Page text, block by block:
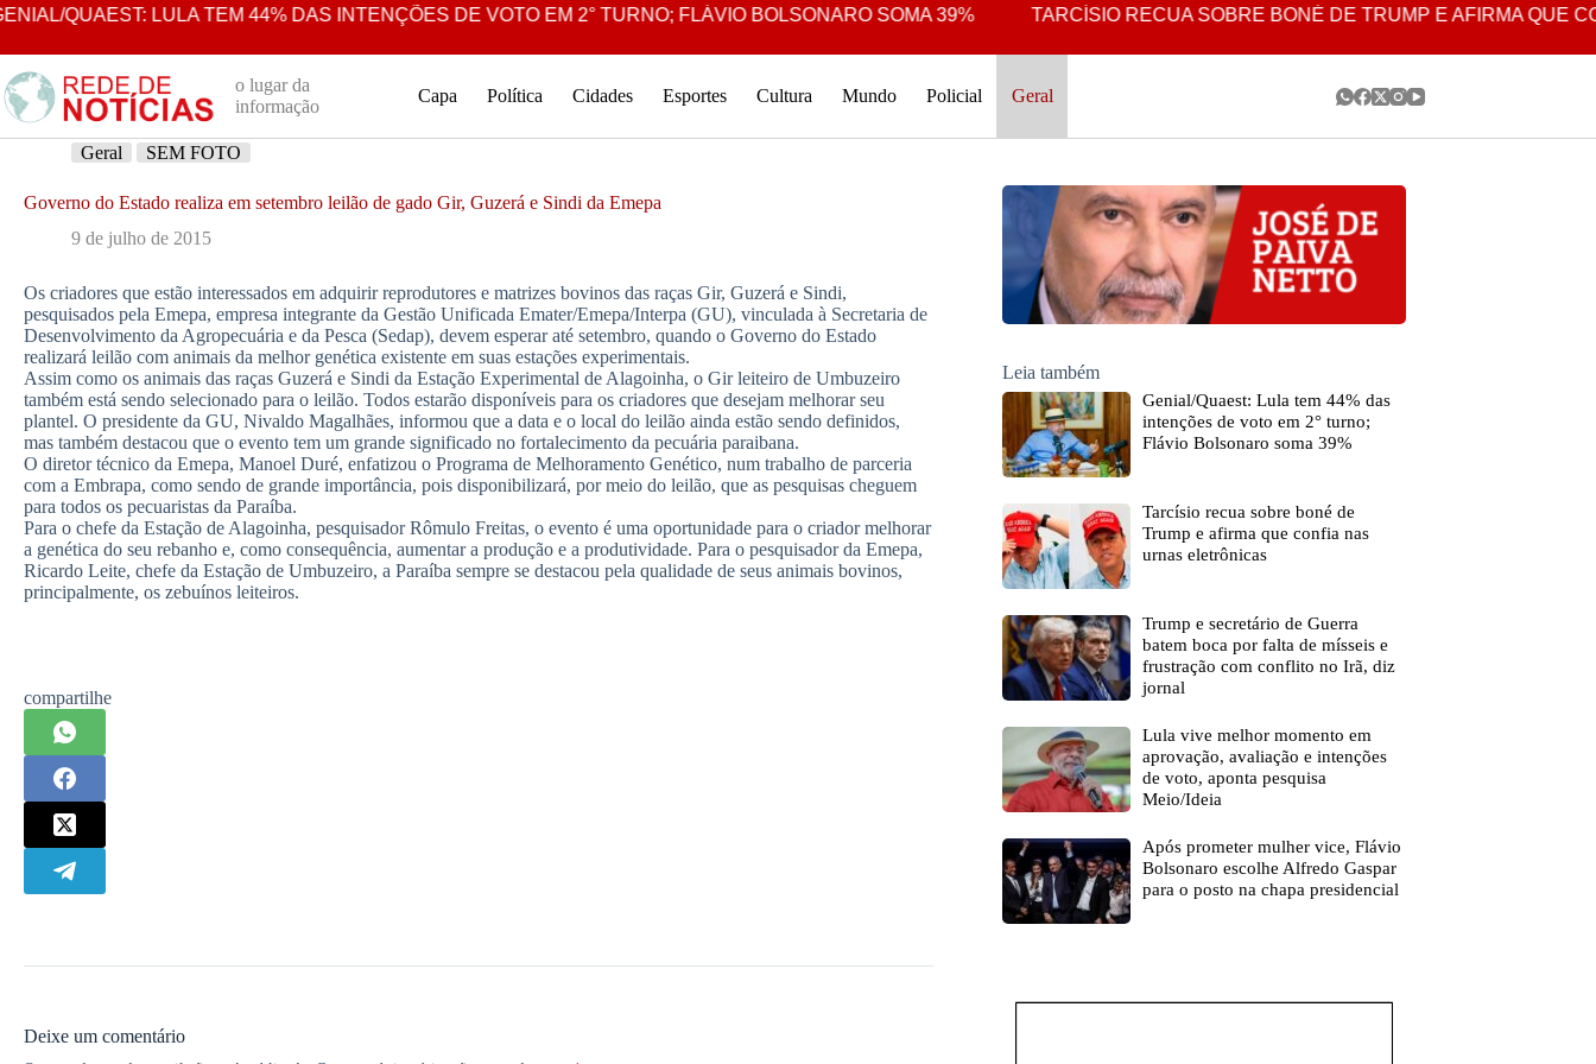
Pular
o
conteúdo
QUAEST: LULA TEM 44% DAS INTENÇÕES DE VOTO EM 2° TURNO; FLÁVIO BOLSONARO SOMA 39% TARCÍSIO RECUA SOBRE BONÉ DE TRUMP E AFIRMA QUE
o lugar da
informação
Capa Política Cidades Esportes Cultura Mundo Policial Geral
Geral SEM FOTO
Governo do Estado realiza em setembro leilão de gado Gir, Guzerá e Sindi da Emepa
9 de julho de 2015
Os criadores que estão interessados em adquirir reprodutores e matrizes bovinos das raças Gir, Guzerá e Sindi,
pesquisados pela Emepa, empresa integrante da Gestão Unificada Emater/Emepa/Interpa (GU), vinculada à Secretaria de
Desenvolvimento da Agropecuária e da Pesca (Sedap), devem esperar até setembro, quando o Governo do Estado
realizará leilão com animais da melhor genética existente em suas estações experimentais.
Assim como os animais das raças Guzerá e Sindi da Estação Experimental de Alagoinha, o Gir leiteiro de Umbuzeiro
também está sendo selecionado para o leilão. Todos estarão disponíveis para os criadores que desejam melhorar seu
plantel. O presidente da GU, Nivaldo Magalhães, informou que a data e o local do leilão ainda estão sendo definidos,
mas também destacou que o evento tem um grande significado no fortalecimento da pecuária paraibana.
O diretor técnico da Emepa, Manoel Duré, enfatizou o Programa de Melhoramento Genético, num trabalho de parceria
com a Embrapa, como sendo de grande importância, pois disponibilizará, por meio do leilão, que as pesquisas cheguem
para todos os pecuaristas da Paraíba.
Para o chefe da Estação de Alagoinha, pesquisador Rômulo Freitas, o evento é uma oportunidade para o criador melhorar
a genética do seu rebanho e, como consequência, aumentar a produção e a produtividade. Para o pesquisador da Emepa,
Ricardo Leite, chefe da Estação de Umbuzeiro, a Paraíba sempre se destacou pela qualidade de seus animais bovinos,
principalmente, os zebuínos leiteiros.
compartilhe
Deixe um comentário
Leia também
Genial/Quaest: Lula tem 44% das
intenções de voto em 2° turno;
Flávio Bolsonaro soma 39%
Tarcísio recua sobre boné de
Trump e afirma que confia nas
urnas eletrônicas
Trump e secretário de Guerra
batem boca por falta de mísseis e
frustração com conflito no Irã, diz
jornal
Lula vive melhor momento em
aprovação, avaliação e intenções
de voto, aponta pesquisa
Meio/Ideia
Após prometer mulher vice, Flávio
Bolsonaro escolhe Alfredo Gaspar
para o posto na chapa presidencial